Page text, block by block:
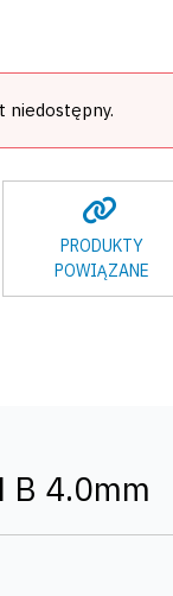
PRODUKTY
POWIĄZANE
B 4.0mm